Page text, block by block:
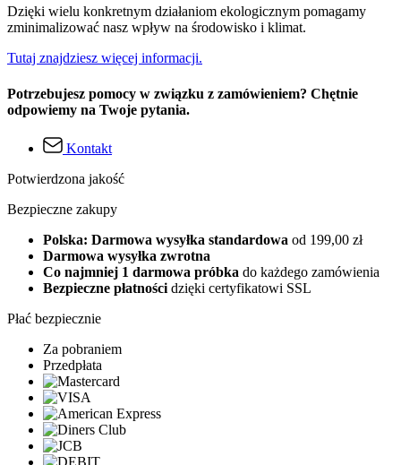
Dzięki wielu konkretnym działaniom ekologicznym pomagamy
zminimalizować nasz wpływ na środowisko i klimat.
Tutaj znajdziesz więcej informacji.
Potrzebujesz pomocy w związku z zamówieniem? Chętnie
odpowiemy na Twoje pytania.
Kontakt
Potwierdzona jakość
Bezpieczne zakupy
Polska: Darmowa wysyłka standardowa od 199,00 zł
Darmowa wysyłka zwrotna
Co najmniej 1 darmowa próbka do każdego zamówienia
Bezpieczne płatności dzięki certyfikatowi SSL
Płać bezpiecznie
Za pobraniem
Przedpłata